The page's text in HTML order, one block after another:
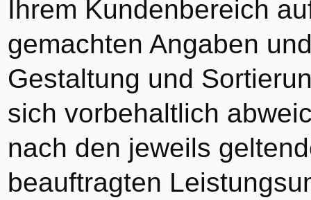
Ihrem Kundenbereich
gemachten Angaben
Gestaltung und
sich vorbehaltlich
nach den jeweils
beauftragten